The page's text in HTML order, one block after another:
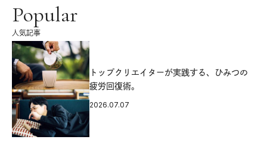
Popular
人気記事
トップクリエイターが実践する、ひみつの
疲労回復術。
2026.07.07